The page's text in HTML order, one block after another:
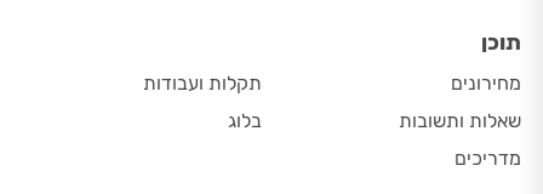
תוכן
מחירונים
שאלות ותשובות
מדריכים
תקלות ועבודות
בלוג